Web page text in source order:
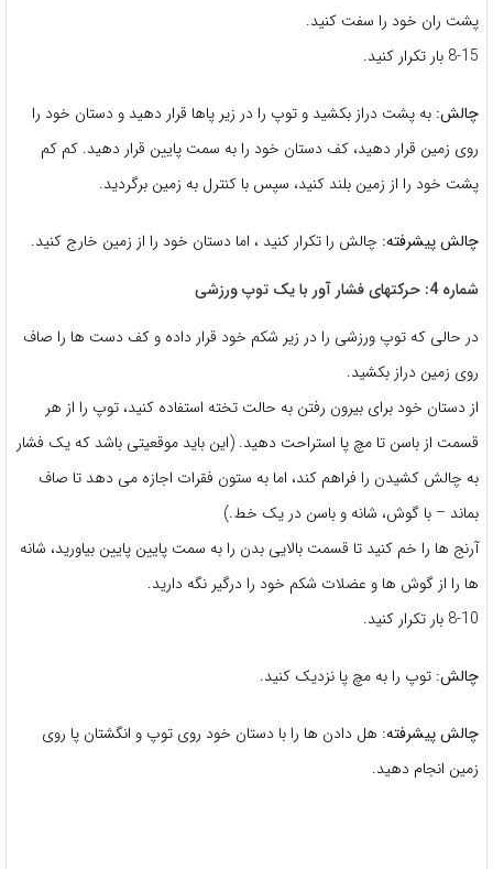
پشت ران خود را سفت کنید.
8-15 بار تکرار کنید.
چالش: به پشت دراز بکشید و توپ را در زیر پاها قرار دهید و دستان خود را
روی زمین قرار دهید، کف دستان خود را به سمت پایین قرار دهید. کم کم
پشت خود را از زمین بلند کنید، سپس با کنترل به زمین برگردید.
چالش پیشرفته: چالش را تکرار کنید ، اما دستان خود را از زمین خارج کنید.
شماره 4: حرکتهای فشار آور با یک توپ ورزشی
در حالی که توپ ورزشی را در زیر شکم خود قرار داده و کف دست ها را صاف
روی زمین دراز بکشید.
از دستان خود برای بیرون رفتن به حالت تخته استفاده کنید، توپ را از هر
قسمت از باسن تا مچ پا استراحت دهید. (این باید موقعیتی باشد که یک فشار
به چالش کشیدن را فراهم کند، اما به ستون فقرات اجازه می دهد تا صاف
بماند – با گوش، شانه و باسن در یک خط.)
آرنج ها را خم کنید تا قسمت بالایی بدن را به سمت پایین پایین بیاورید، شانه
ها را از گوش ها و عضلات شکم خود را درگیر نگه دارید.
8-10 بار تکرار کنید.
چالش: توپ را به مچ پا نزدیک کنید.
چالش پیشرفته: هل دادن ها را با دستان خود روی توپ و انگشتان پا روی
زمین انجام دهید.